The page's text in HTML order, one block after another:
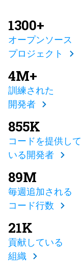
1300+
オープンソース
プロジェクト
4M+
訓練された
開発者
855K
コードを提供して
いる開発者
89M
毎週追加される
コード行数
21K
貢献している
組織